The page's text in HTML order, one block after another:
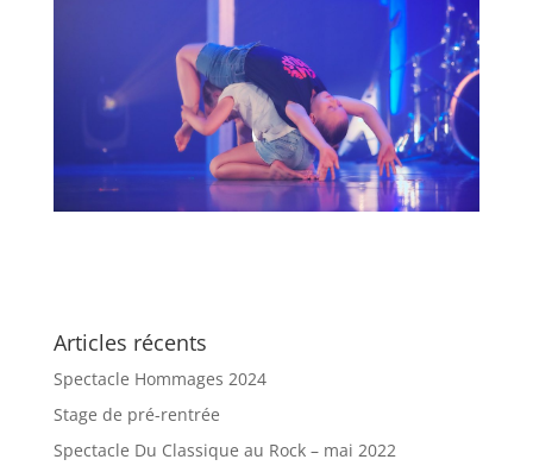
Articles récents
Spectacle Hommages 2024
Stage de pré-rentrée
Spectacle Du Classique au Rock – mai 2022